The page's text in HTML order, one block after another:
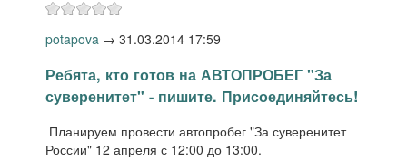
potapova → 31.03.2014 17:59
Ребята, кто готов на АВТОПРОБЕГ "За
суверенитет" - пишите. Присоединяйтесь!
Планируем провести автопробег "За суверенитет
России" 12 апреля с 12:00 до 13:00.